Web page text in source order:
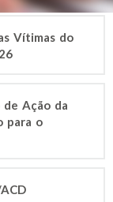
Vítimas do
Ação da
para o